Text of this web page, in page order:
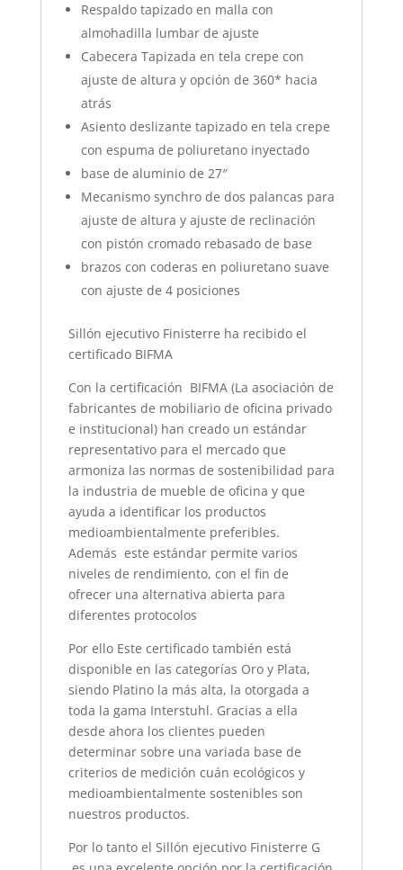
Respaldo tapizado en malla con
almohadilla lumbar de ajuste
Cabecera Tapizada en tela crepe con
ajuste de altura y opción de 360* hacia
atrás
Asiento deslizante tapizado en tela crepe
con espuma de poliuretano inyectado
base de aluminio de 27″
Mecanismo synchro de dos palancas para
ajuste de altura y ajuste de reclinación
con pistón cromado rebasado de base
brazos con coderas en poliuretano suave
con ajuste de 4 posiciones
Sillón ejecutivo Finisterre ha recibido el
certificado BIFMA
Con la certificación BIFMA (La asociación de
fabricantes de mobiliario de oficina privado
e institucional) han creado un estándar
representativo para el mercado que
armoniza las normas de sostenibilidad para
la industria de mueble de oficina y que
ayuda a identificar los productos
medioambientalmente preferibles.
Además este estándar permite varios
niveles de rendimiento, con el fin de
ofrecer una alternativa abierta para
diferentes protocolos
Por ello Este certificado también está
disponible en las categorías Oro y Plata,
siendo Platino la más alta, la otorgada a
toda la gama Interstuhl. Gracias a ella
desde ahora los clientes pueden
determinar sobre una variada base de
criterios de medición cuán ecológicos y
medioambientalmente sostenibles son
nuestros productos.
Por lo tanto el Sillón ejecutivo Finisterre G